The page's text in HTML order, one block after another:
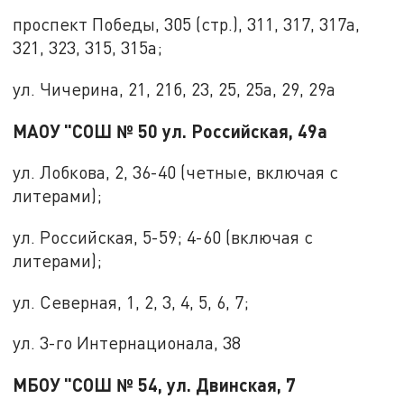
проспект Победы, 305 (стр.), 311, 317, 317а,
321, 323, 315, 315а;
ул. Чичерина, 21, 21б, 23, 25, 25а, 29, 29а
МАОУ "СОШ № 50 ул. Российская, 49а
ул. Лобкова, 2, 36-40 (четные, включая с
литерами);
ул. Российская, 5-59; 4-60 (включая с
литерами);
ул. Северная, 1, 2, 3, 4, 5, 6, 7;
ул. 3-го Интернационала, 38
МБОУ "СОШ № 54, ул. Двинская, 7